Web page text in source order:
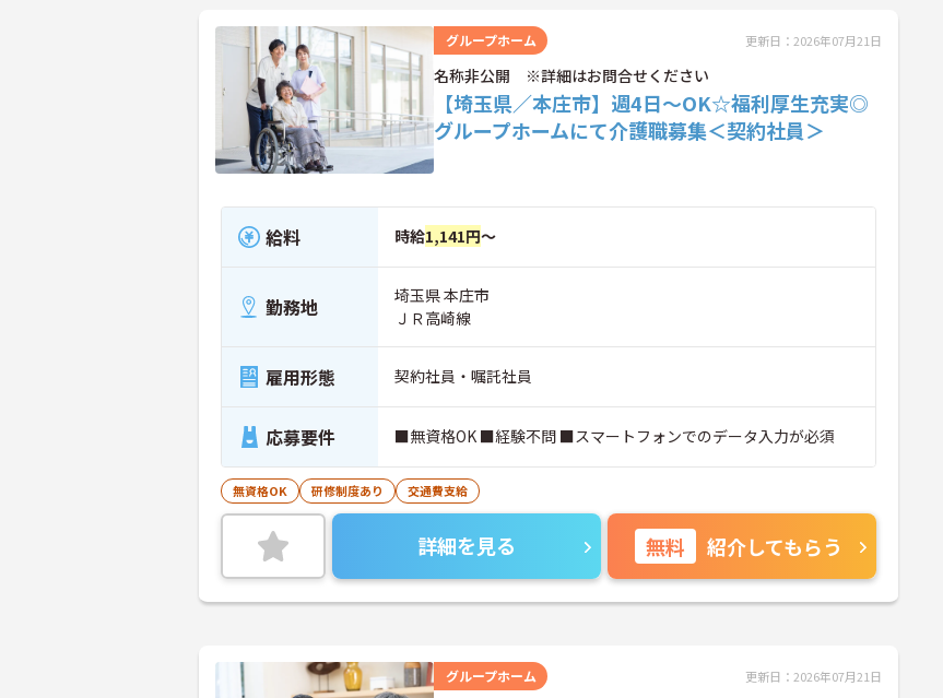
グループホーム 更新日：2026年07月21日
名称非公開 ※詳細はお問合せください
【埼玉県／本庄市】週4日～OK☆福利厚生充実◎
グループホームにて介護職募集＜契約社員＞
給料 時給1,141円～
勤務地
埼玉県 本庄市
ＪＲ高崎線
雇用形態 契約社員・嘱託社員
応募要件 ■無資格OK ■経験不問 ■スマートフォンでのデータ入力が必須
無資格OK 研修制度あり 交通費支給
詳細を見る 無料 紹介してもらう
グループホーム 更新日：2026年07月21日